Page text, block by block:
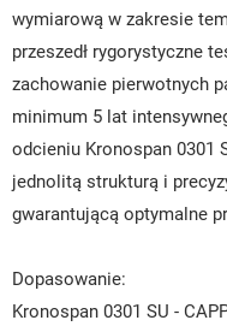
wymiarową w zakresie
przeszedł rygorystyczne
zachowanie pierwotnych
minimum 5 lat
odcieniu Kronospan 0301
jednolitą strukturą i
gwarantującą optymalne
Dopasowanie:
Kronospan 0301 SU -